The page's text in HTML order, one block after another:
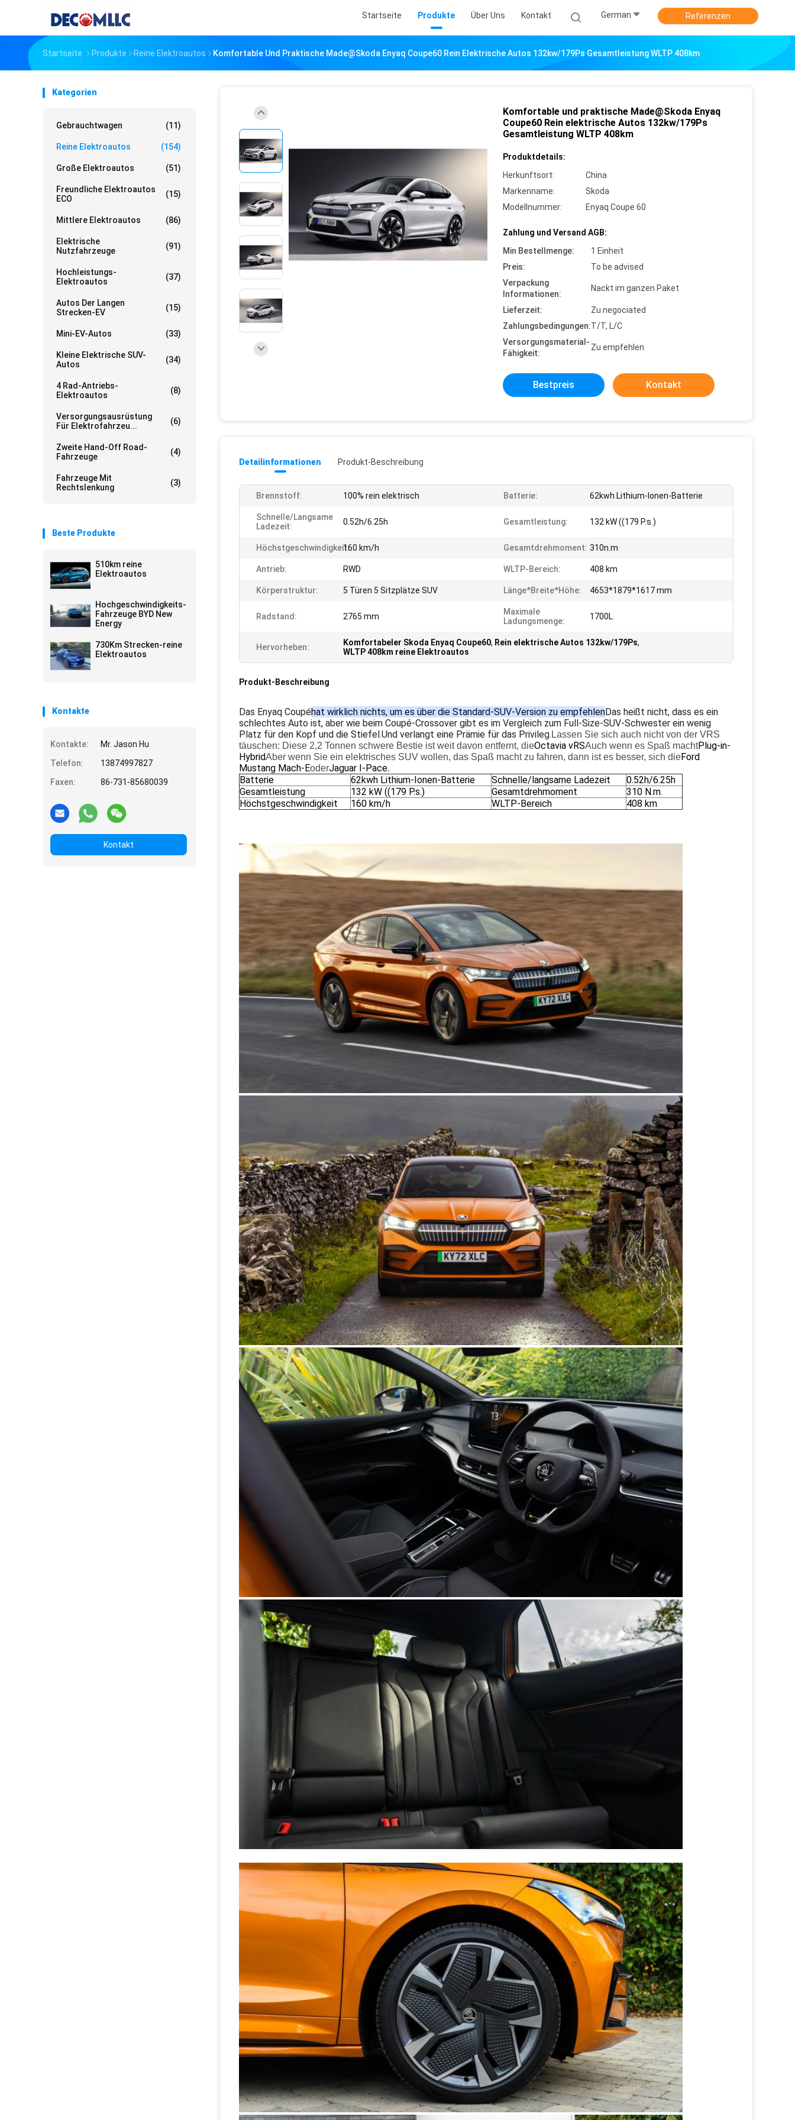
Startseite Produkte Über Uns Kontakt German Referenzen
Startseite Produkte Reine Elektroautos Komfortable Und Praktische Made@Skoda Enyaq Coupe60 Rein Elektrische Autos 132kw/179Ps Gesamtleistung WLTP 408km
Kategorien
Gebrauchtwagen (11)
Reine Elektroautos (154)
Große Elektroautos (51)
Freundliche Elektroautos
ECO
(15)
Mittlere Elektroautos (86)
Elektrische
Nutzfahrzeuge
(91)
Hochleistungs-
Elektroautos
(37)
Autos Der Langen
Strecken-EV
(15)
Mini-EV-Autos (33)
Kleine Elektrische SUV-
Autos
(34)
4 Rad-Antriebs-
Elektroautos
(8)
Versorgungsausrüstung
Für Elektrofahrzeu...
(6)
Zweite Hand-Off Road-
Fahrzeuge
(4)
Fahrzeuge Mit
Rechtslenkung
(3)
Beste Produkte
510km reine
Elektroautos
Hochgeschwindigkeits-
Fahrzeuge BYD New
Energy
730Km Strecken-reine
Elektroautos
Kontakte
Kontakte:
Mr. Jason Hu
Telefon:
13874997827
Faxen:
86-731-85680039
Kontakt
Komfortable und praktische Made@Skoda Enyaq
Coupe60 Rein elektrische Autos 132kw/179Ps
Gesamtleistung WLTP 408km
Produktdetails:
Herkunftsort:
China
Markenname:
Skoda
Modellnummer:
Enyaq Coupe 60
Zahlung und Versand AGB:
Min Bestellmenge:
1 Einheit
Preis:
To be advised
Verpackung
Informationen:
Nackt im ganzen Paket
Lieferzeit:
Zu negociated
Zahlungsbedingungen:T/T, L/C
Versorgungsmaterial-
Fähigkeit:
Zu empfehlen
Bestpreis Kontakt
Detailinformationen Produkt-Beschreibung
Brennstoff: 100% rein elektrisch Batterie: 62kwh Lithium-Ionen-Batterie
Schnelle/langsame
Ladezeit:
0.52h/6.25h Gesamtleistung: 132 kW ((179 P.s.)
Höchstgeschwindigkeit:160 km/h Gesamtdrehmoment: 310n.m
Antrieb: RWD WLTP-Bereich: 408 km
Körperstruktur: 5 Türen 5 Sitzplätze SUV Länge*Breite*Höhe: 4653*1879*1617 mm
Radstand: 2765 mm
Maximale
Ladungsmenge:
1700L
Hervorheben: Komfortabeler Skoda Enyaq Coupe60, Rein elektrische Autos 132kw/179Ps,
WLTP 408km reine Elektroautos
Produkt-Beschreibung
Das Enyaq Coupéhat wirklich nichts, um es über die Standard-SUV-Version zu empfehlenDas heißt nicht, dass es ein
schlechtes Auto ist, aber wie beim Coupé-Crossover gibt es im Vergleich zum Full-Size-SUV-Schwester ein wenig
Platz für den Kopf und die Stiefel.Und verlangt eine Prämie für das Privileg. Lassen Sie sich auch nicht von der VRS
täuschen: Diese 2,2 Tonnen schwere Bestie ist weit davon entfernt, dieOctavia vRSAuch wenn es Spaß machtPlug-in-
HybridAber wenn Sie ein elektrisches SUV wollen, das Spaß macht zu fahren, dann ist es besser, sich dieFord
Mustang Mach-EoderJaguar I-Pace.
Batterie 62kwh Lithium-Ionen-Batterie Schnelle/langsame Ladezeit
0.52h/6.25h
Gesamtleistung
132 kW ((179 P.s.) Gesamtdrehmoment
310 N.m.
Höchstgeschwindigkeit
160 km/h WLTP-Bereich 408 km